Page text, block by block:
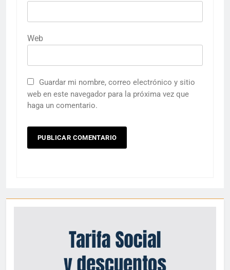
Web
Guardar mi nombre, correo electrónico y sitio
web en este navegador para la próxima vez que
haga un comentario.